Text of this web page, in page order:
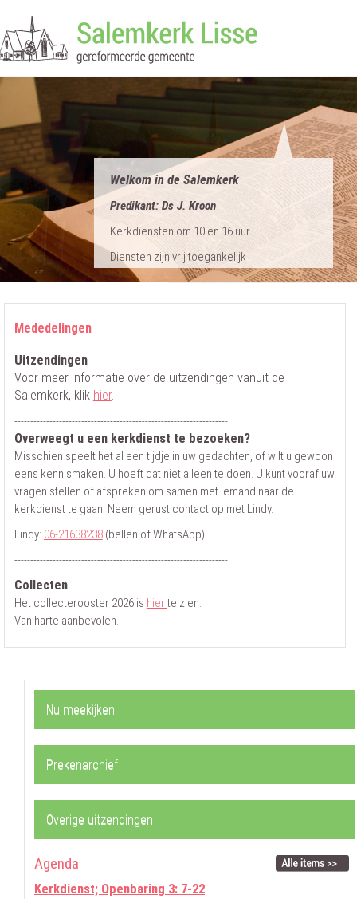
Verenigingen Contact
Welkom in de Salemkerk
Predikant: Ds J. Kroon
Kerkdiensten om 10 en 16 uur
Diensten zijn vrij toegankelijk
Mededelingen
Uitzendingen
Voor meer informatie over de uitzendingen vanuit de
Salemkerk, klik hier.
-------------------------------------------------------------------
Overweegt u een kerkdienst te bezoeken?
Misschien speelt het al een tijdje in uw gedachten, of wilt u gewoon
eens kennismaken. U hoeft dat niet alleen te doen. U kunt vooraf uw
vragen stellen of afspreken om samen met iemand naar de
kerkdienst te gaan. Neem gerust contact op met Lindy.
Lindy: 06-21638238(bellen of WhatsApp)
-------------------------------------------------------------------
Collecten
Het collecterooster 2026 is hierte zien.
Van harte aanbevolen.
Nu meekijken
Prekenarchief
Overige uitzendingen
Agenda
Kerkdienst; Openbaring 3: 7-22